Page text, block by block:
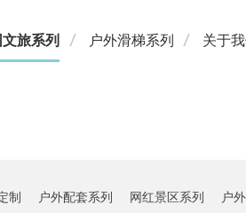
旅系列 户外滑梯系列 关于
制 户外配套系列 网红景区系列 户